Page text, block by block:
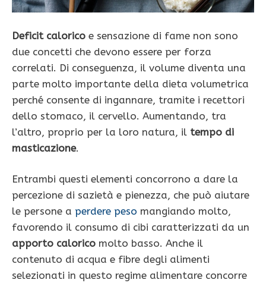
Deficit calorico e sensazione di fame non sono
due concetti che devono essere per forza
correlati. Di conseguenza, il volume diventa una
parte molto importante della dieta volumetrica
perché consente di ingannare, tramite i recettori
dello stomaco, il cervello. Aumentando, tra
l’altro, proprio per la loro natura, il tempo di
masticazione.
Entrambi questi elementi concorrono a dare la
percezione di sazietà e pienezza, che può aiutare
le persone a perdere peso mangiando molto,
favorendo il consumo di cibi caratterizzati da un
apporto calorico molto basso. Anche il
contenuto di acqua e fibre degli alimenti
selezionati in questo regime alimentare concorre